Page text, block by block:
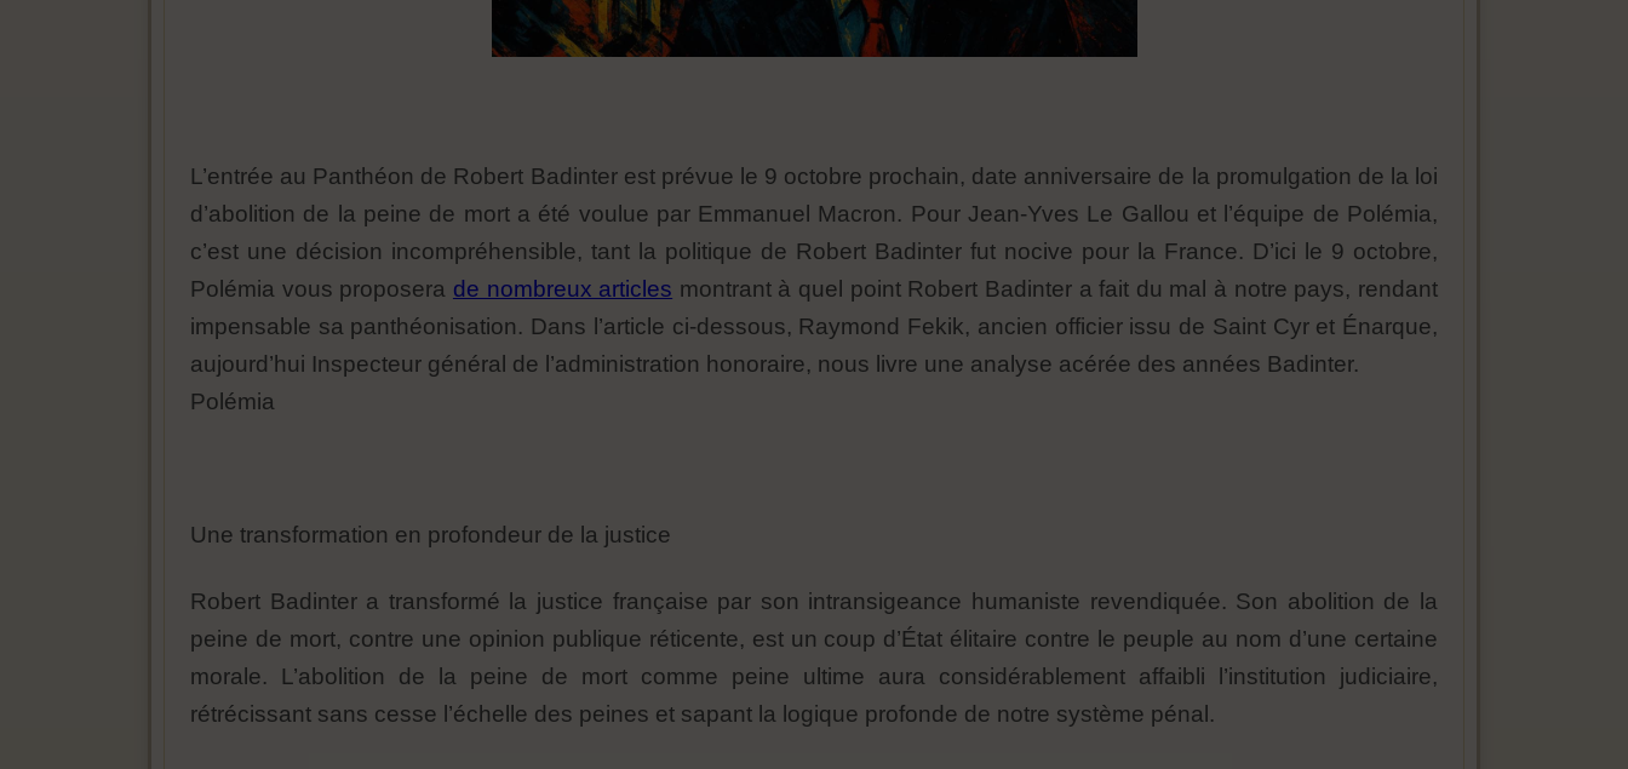
L’entrée au Panthéon de Robert Badinter est prévue le 9 octobre prochain, date anniversaire de la promulgation de la loi
d’abolition de la peine de mort a été voulue par Emmanuel Macron. Pour Jean-Yves Le Gallou et l’équipe de Polémia,
c’est une décision incompréhensible, tant la politique de Robert Badinter fut nocive pour la France. D’ici le 9 octobre,
Polémia vous proposera de nombreux articles montrant à quel point Robert Badinter a fait du mal à notre pays, rendant
impensable sa panthéonisation. Dans l’article ci-dessous, Raymond Fekik, ancien officier issu de Saint Cyr et Énarque,
aujourd’hui Inspecteur général de l’administration honoraire, nous livre une analyse acérée des années Badinter.
Polémia
Une transformation en profondeur de la justice
Robert Badinter a transformé la justice française par son intransigeance humaniste revendiquée. Son abolition de la
peine de mort, contre une opinion publique réticente, est un coup d’État élitaire contre le peuple au nom d’une certaine
morale. L’abolition de la peine de mort comme peine ultime aura considérablement affaibli l’institution judiciaire,
rétrécissant sans cesse l’échelle des peines et sapant la logique profonde de notre système pénal.